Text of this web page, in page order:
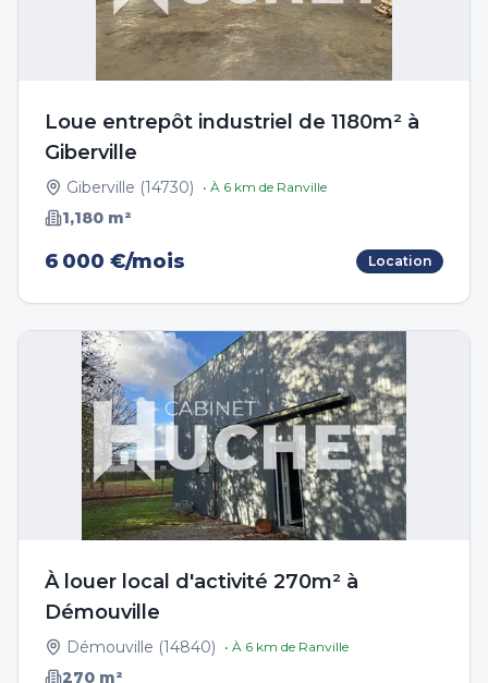
Loue entrepôt industriel de 1180m² à
Giberville
Giberville (14730) • À 6 km de Ranville
1,180 m²
6 000 €/mois Location
À louer local d'activité 270m² à
Démouville
Démouville (14840) • À 6 km de Ranville
270 m²